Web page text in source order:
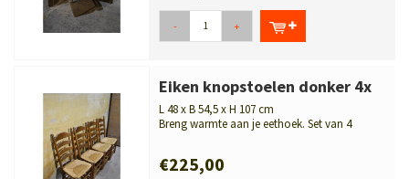
- +
Eiken knopstoelen donker 4x
L 48 x B 54,5 x H 107 cm
Breng warmte aan je eethoek. Set van 4
€225,00